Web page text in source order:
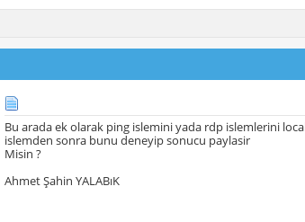
Bu arada ek olarak ping islemini yada rdp islemlerini
islemden sonra bunu deneyip sonucu paylasir
Misin ?
Ahmet Şahin YALABıK